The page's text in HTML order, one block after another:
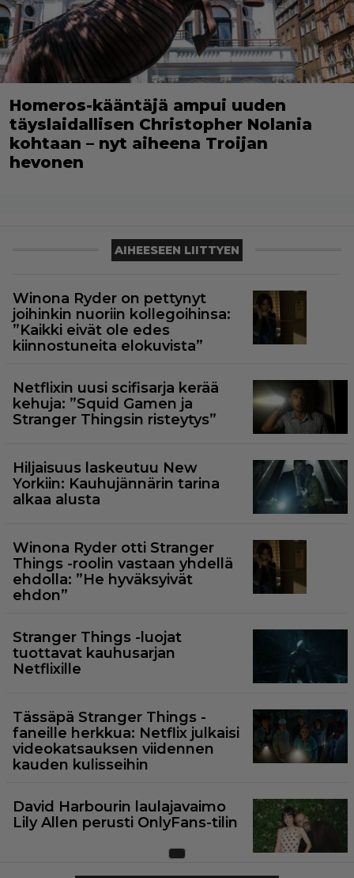
Homeros-kääntäjä ampui uuden
täyslaidallisen Christopher Nolania
kohtaan – nyt aiheena Troijan
hevonen
AIHEESEEN LIITTYEN
Winona Ryder on pettynyt
joihinkin nuoriin kollegoihinsa:
”Kaikki eivät ole edes
kiinnostuneita elokuvista”
Netflixin uusi scifisarja kerää
kehuja: ”Squid Gamen ja
Stranger Thingsin risteytys”
Hiljaisuus laskeutuu New
Yorkiin: Kauhujännärin tarina
alkaa alusta
Winona Ryder otti Stranger
Things -roolin vastaan yhdellä
ehdolla: ”He hyväksyivät
ehdon”
Stranger Things -luojat
tuottavat kauhusarjan
Netflixille
Tässäpä Stranger Things -
faneille herkkua: Netflix julkaisi
videokatsauksen viidennen
kauden kulisseihin
David Harbourin laulajavaimo
Lily Allen perusti OnlyFans-tilin